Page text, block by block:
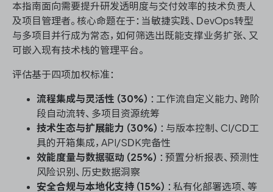
本指南面向需要提升研发透明度与交付效率的技术负责人
及项目管理者。核心命题在于：当敏捷实践、DevOps转型
与多项目并行成为常态，如何筛选出既能支撑业务扩张、又
可嵌入现有技术栈的管理平台。
评估基于四项加权标准：
流程集成与灵活性（30%） ：工作流自定义能力、跨阶
段自动流转、多项目资源统筹
技术生态与扩展能力（30%） ：与版本控制、CI/CD工
具的开箱集成，API/SDK完备性
效能度量与数据驱动（25%） ：预置分析报表、预测性
风险识别、历史数据洞察
安全合规与本地化支持（15%） ：私有化部署选项、等